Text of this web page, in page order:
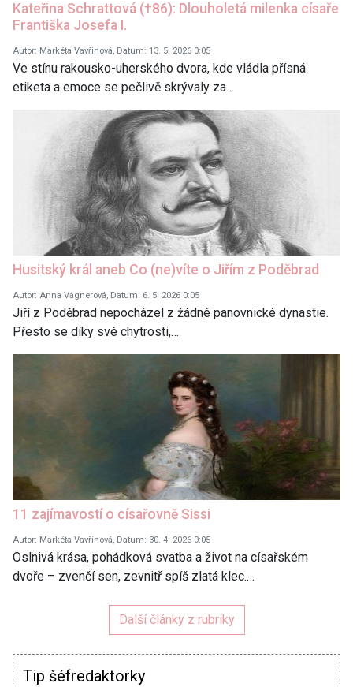
Kateřina Schrattová (†86): Dlouholetá milenka císaře
Františka Josefa I.
Autor: Markéta Vavřinová, Datum: 13. 5. 2026 0:05
Ve stínu rakousko-uherského dvora, kde vládla přísná
etiketa a emoce se pečlivě skrývaly za…
Husitský král aneb Co (ne)víte o Jiřím z Poděbrad
Autor: Anna Vágnerová, Datum: 6. 5. 2026 0:05
Jiří z Poděbrad nepocházel z žádné panovnické dynastie.
Přesto se díky své chytrosti,…
11 zajímavostí o císařovně Sissi
Autor: Markéta Vavřinová, Datum: 30. 4. 2026 0:05
Oslnivá krása, pohádková svatba a život na císařském
dvoře – zvenčí sen, zevnitř spíš zlatá klec.…
Další články z rubriky
Tip šéfredaktorky